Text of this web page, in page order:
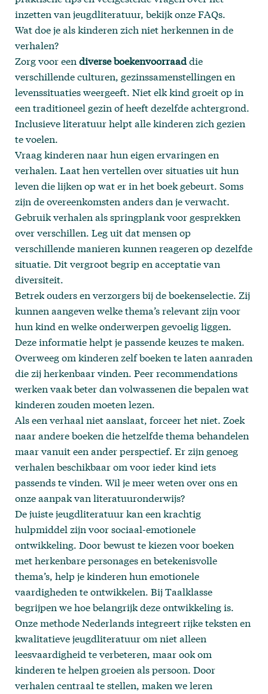
inzetten van jeugdliteratuur, bekijk onzeFAQs.
Wat doe je als kinderen zich niet herkennen in de
verhalen?
Zorg voor een diverse boekenvoorraaddie
verschillende culturen, gezinssamenstellingen en
levenssituaties weergeeft. Niet elk kind groeit op in
een traditioneel gezin of heeft dezelfde achtergrond.
Inclusieve literatuur helpt alle kinderen zich gezien
te voelen.
Vraag kinderen naar hun eigen ervaringen en
verhalen. Laat hen vertellen over situaties uit hun
leven die lijken op wat er in het boek gebeurt. Soms
zijn de overeenkomsten anders dan je verwacht.
Gebruik verhalen als springplank voor gesprekken
over verschillen. Leg uit dat mensen op
verschillende manieren kunnen reageren op dezelfde
situatie. Dit vergroot begrip en acceptatie van
diversiteit.
Betrek ouders en verzorgers bij de boekenselectie. Zij
kunnen aangeven welke thema’s relevant zijn voor
hun kind en welke onderwerpen gevoelig liggen.
Deze informatie helpt je passende keuzes te maken.
Overweeg om kinderen zelf boeken te laten aanraden
die zij herkenbaar vinden. Peer recommendations
werken vaak beter dan volwassenen die bepalen wat
kinderen zouden moeten lezen.
Als een verhaal niet aanslaat, forceer het niet. Zoek
naar andere boeken die hetzelfde thema behandelen
maar vanuit een ander perspectief. Er zijn genoeg
verhalen beschikbaar om voor ieder kind iets
passends te vinden. Wil je meer weten over onsen
onze aanpak van literatuuronderwijs?
De juiste jeugdliteratuur kan een krachtig
hulpmiddel zijn voor sociaal-emotionele
ontwikkeling. Door bewust te kiezen voor boeken
met herkenbare personages en betekenisvolle
thema’s, help je kinderen hun emotionele
vaardigheden te ontwikkelen. BijTaalklasse
begrijpen we hoe belangrijk deze ontwikkeling is.
Onze methode Nederlands integreert rijke teksten en
kwalitatieve jeugdliteratuur om niet alleen
leesvaardigheid te verbeteren, maar ook om
kinderen te helpen groeien als persoon. Door
verhalen centraal te stellen, maken we leren